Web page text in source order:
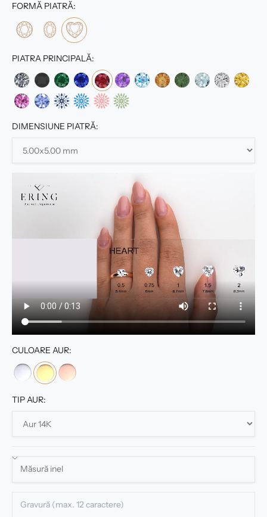
FORMĂ PIATRĂ:
PIATRA PRINCIPALĂ:
DIMENSIUNE PIATRĂ:
CULOARE AUR:
TIP AUR: